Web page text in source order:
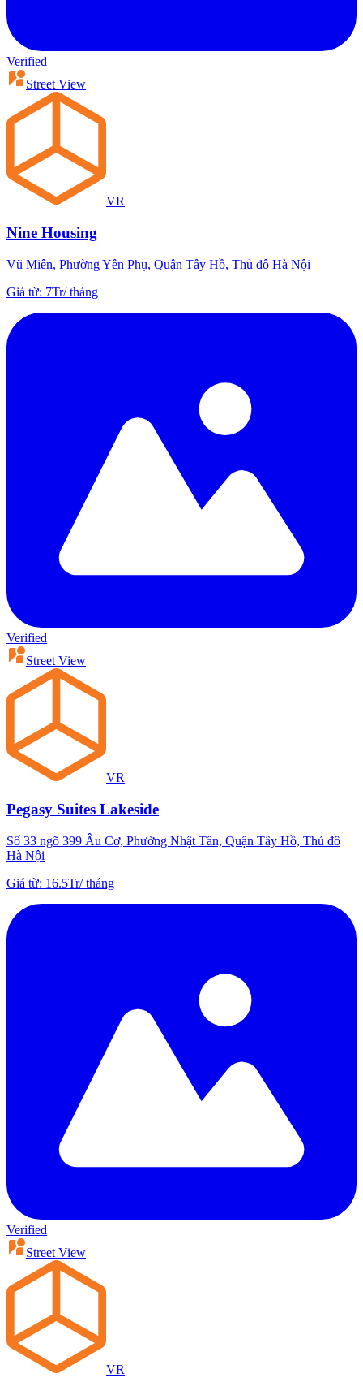
Verified
Street View
VR
Nine Housing
Vũ Miên, Phường Yên Phụ, Quận Tây Hồ, Thủ đô Hà Nội
Giá từ: 7Tr/tháng
Verified
Street View
VR
Pegasy Suites Lakeside
Số 33 ngõ 399 Âu Cơ, Phường Nhật Tân, Quận Tây Hồ, Thủ đô
Hà Nội
Giá từ: 16.5Tr/tháng
Verified
Street View
VR